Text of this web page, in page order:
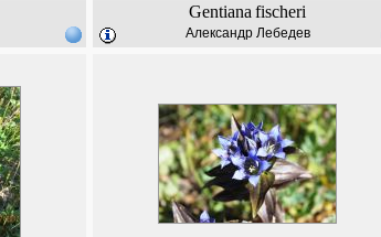
Gentiana fischeri
Александр Лебедев